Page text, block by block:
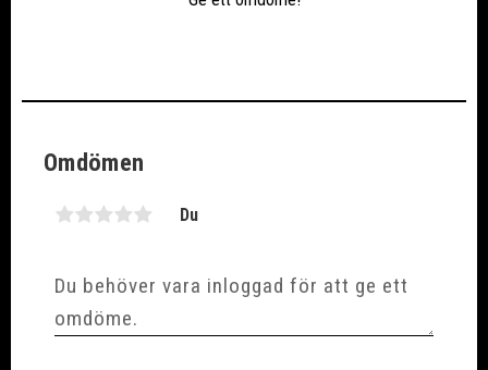
Omdömen
Du